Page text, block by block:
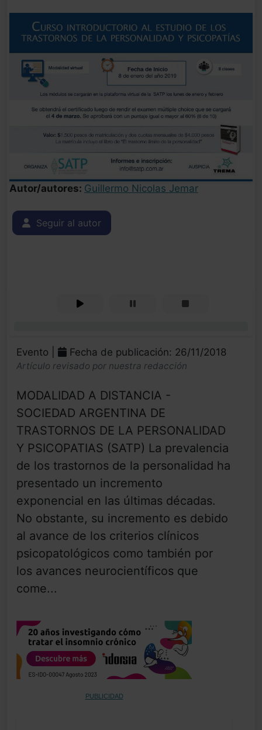
Autor/autores: Guillermo Nicolas Jemar
Seguir al autor
Evento | Fecha de publicación: 26/11/2018
Artículo revisado por nuestra redacción
MODALIDAD A DISTANCIA -
SOCIEDAD ARGENTINA DE
TRASTORNOS DE LA PERSONALIDAD
Y PSICOPATIAS (SATP) La prevalencia
de los trastornos de la personalidad ha
presentado un incremento
exponencial en las últimas décadas.
No obstante, su incremento es debido
al avance de los criterios clínicos
psicopatológicos como también por
los avances neurocientíficos que
come...
PUBLICIDAD